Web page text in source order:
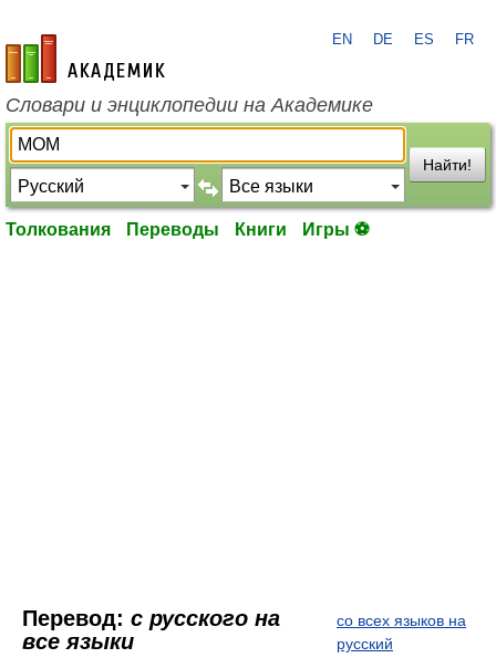
academic.ru
EN DE ES FR
Словари и энциклопедии на Академике
Найти!
Толкования Переводы Книги Игры ⚽
Перевод: с русского на
все языки
со всех языков на
русский